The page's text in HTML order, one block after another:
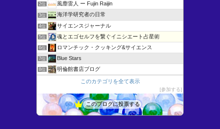
2位 風塵雷人 ー Fujin Raijin
3位 海洋学研究者の日常
4位 サイエンスジャーナル
5位 魂とエゴセルフを繋ぐイニシエート占星術
6位 ロマンチック・クッキング&サイエンス
7位 Blue Stars
8位 明倫館書店ブログ
微分方程式いろいろ - よいこの低学年向けすうがくひろば
11位 博物館へ行こう！
はじめよう固体の科学
このカテゴリを全て表示
参加する
このブログに投票する